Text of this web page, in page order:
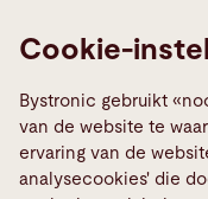
Report a fault
Quality policies
Cookie-
Bystronic gebruikt
van de website te
ervaring van de
analysecookies' die